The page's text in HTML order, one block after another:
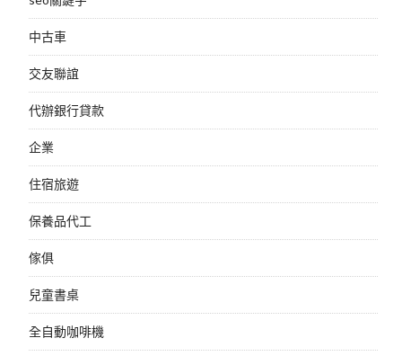
中古車
交友聯誼
代辦銀行貸款
企業
住宿旅遊
保養品代工
傢俱
兒童書桌
全自動咖啡機